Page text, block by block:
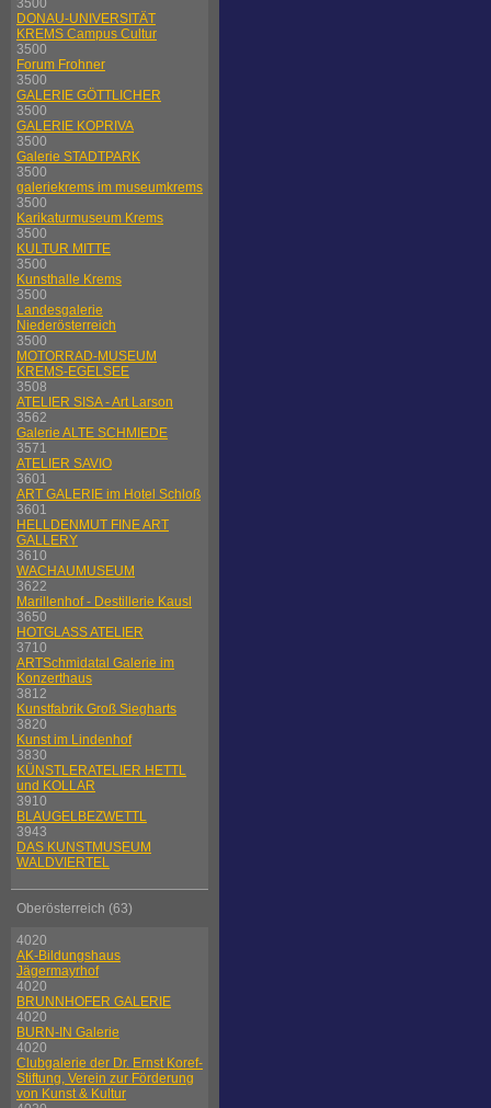
3500
DONAU-UNIVERSITÄT
KREMS Campus Cultur
3500
Forum Frohner
3500
GALERIE GÖTTLICHER
3500
GALERIE KOPRIVA
3500
Galerie STADTPARK
3500
galeriekrems im museumkrems
3500
Karikaturmuseum Krems
3500
KULTUR MITTE
3500
Kunsthalle Krems
3500
Landesgalerie
Niederösterreich
3500
MOTORRAD-MUSEUM
KREMS-EGELSEE
3508
ATELIER SISA - Art Larson
3562
Galerie ALTE SCHMIEDE
3571
ATELIER SAVIO
3601
ART GALERIE im Hotel Schloß
3601
HELLDENMUT FINE ART
GALLERY
3610
WACHAUMUSEUM
3622
Marillenhof - Destillerie Kausl
3650
HOTGLASS ATELIER
3710
ARTSchmidatal Galerie im
Konzerthaus
3812
Kunstfabrik Groß Siegharts
3820
Kunst im Lindenhof
3830
KÜNSTLERATELIER HETTL
und KOLLAR
3910
BLAUGELBEZWETTL
3943
DAS KUNSTMUSEUM
WALDVIERTEL
Oberösterreich (63)
4020
AK-Bildungshaus
Jägermayrhof
4020
BRUNNHOFER GALERIE
4020
BURN-IN Galerie
4020
Clubgalerie der Dr. Ernst Koref-
Stiftung, Verein zur Förderung
von Kunst & Kultur